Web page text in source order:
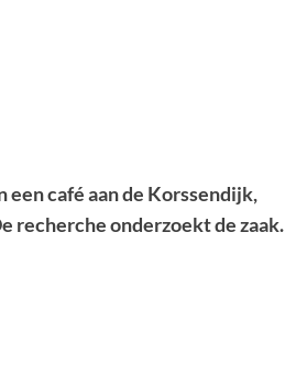
café aan de Korssendijk,
recherche onderzoekt de zaak.